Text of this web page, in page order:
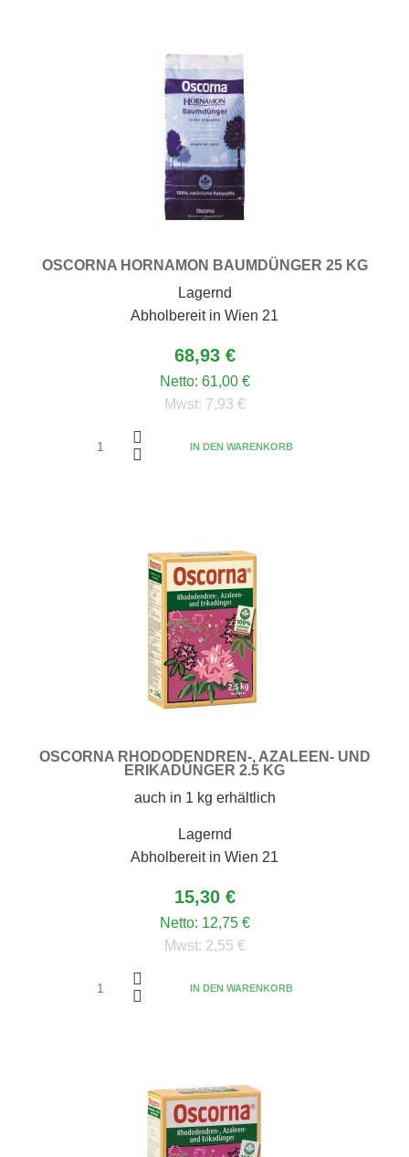
OSCORNA HORNAMON BAUMDÜNGER 25 KG
Lagernd
Abholbereit in Wien 21
68,93 €
Netto: 61,00 €
Mwst: 7,93 €
IN DEN WARENKORB
OSCORNA RHODODENDREN-, AZALEEN- UND
ERIKADÜNGER 2.5 KG
auch in 1 kg erhältlich
Lagernd
Abholbereit in Wien 21
15,30 €
Netto: 12,75 €
Mwst: 2,55 €
IN DEN WARENKORB